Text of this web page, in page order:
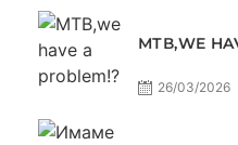
МТВ,WE
26/03/2026